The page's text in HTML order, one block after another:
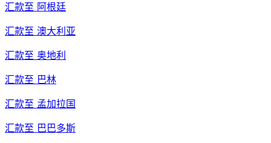
汇款至 阿根廷
汇款至 澳大利亚
汇款至 奥地利
汇款至 巴林
汇款至 孟加拉国
汇款至 巴巴多斯